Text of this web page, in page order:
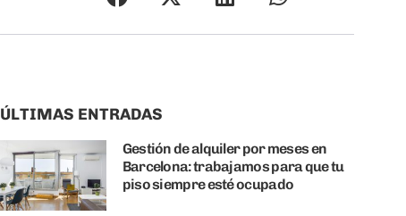
ÚLTIMAS ENTRADAS
Gestión de alquiler por meses en
Barcelona: trabajamos para que tu
piso siempre esté ocupado